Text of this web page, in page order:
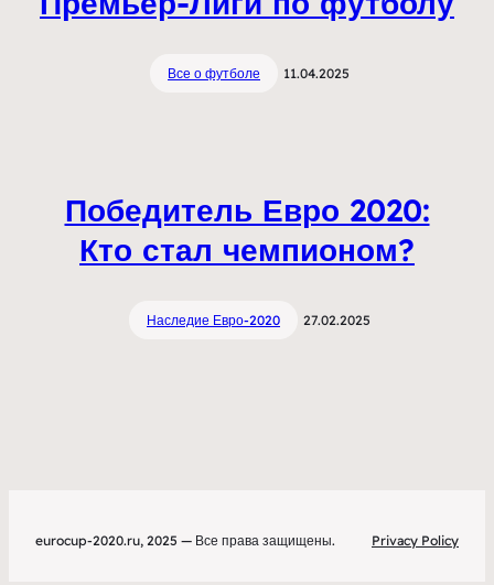
Все о футболе 11.04.2025
Победитель Евро 2020:
Кто стал чемпионом?
Наследие Евро-2020 27.02.2025
eurocup-2020.ru, 2025 — Все права защищены. Privacy Policy